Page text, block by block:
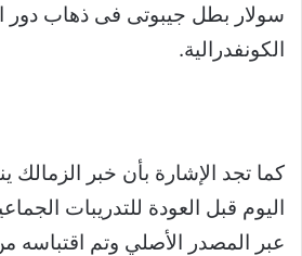
الكونفدرالية.
كما تجد الإشارة بأن خبر الزمالك
اليوم قبل العودة للتدريبات
عبر المصدر الأصلي وتم اقتباسه